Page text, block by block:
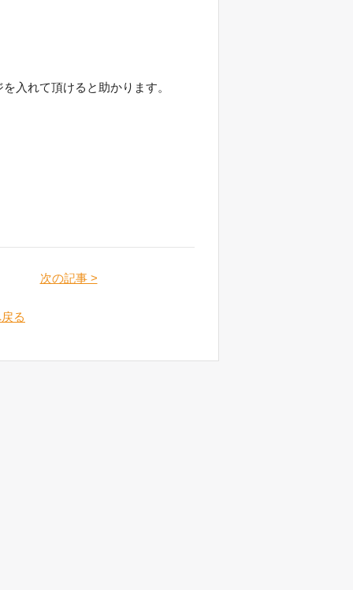
入れて頂けると助かります。
次の記事 >
る